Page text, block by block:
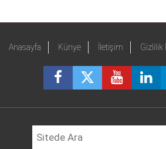
Anasayfa Künye İletişim Gizlilik